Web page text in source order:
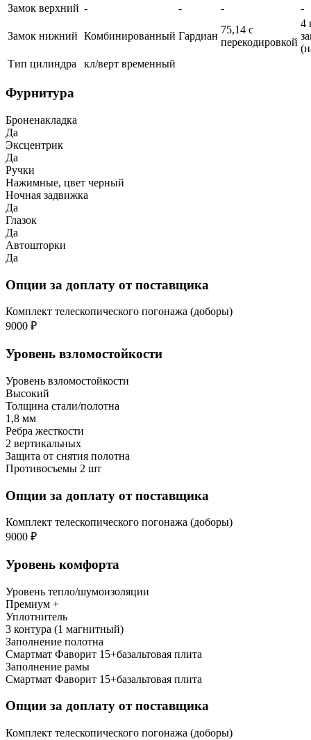
Замок верхний - - - -
Замок нижний Комбинированный Гардиан
75,14 с
перекодировкой
4
Тип цилиндра
кл/верт временный
Фурнитура
Броненакладка
Да
Эксцентрик
Да
Ручки
Нажимные, цвет черный
Ночная задвижка
Да
Глазок
Да
Автошторки
Да
Опции за доплату от поставщика
Комплект телескопического погонажа (доборы)
9000 ₽
Уровень взломостойкости
Уровень взломостойкости
Высокий
Толщина стали/полотна
1,8 мм
Ребра жесткости
2 вертикальных
Защита от снятия полотна
Противосъемы 2 шт
Опции за доплату от поставщика
Комплект телескопического погонажа (доборы)
9000 ₽
Уровень комфорта
Уровень тепло/шумоизоляции
Премиум +
Уплотнитель
3 контура (1 магнитный)
Заполнение полотна
Смартмат Фаворит 15+базальтовая плита
Заполнение рамы
Смартмат Фаворит 15+базальтовая плита
Опции за доплату от поставщика
Комплект телескопического погонажа (доборы)